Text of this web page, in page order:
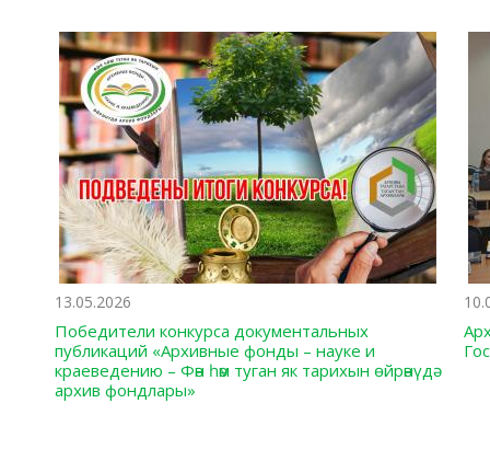
13.05.2026
Победители конкурса документальных
публикаций «Архивные фонды – науке и
краеведению – Фән һәм туган як тарихын өйрәнүдә
архив фондлары»